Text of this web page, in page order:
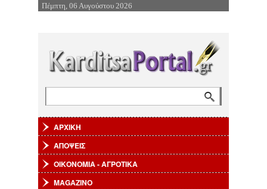
Επιστροφή στην Πλοήγηση
Πέμπτη, 06 Αυγούστου 2026
ΑΡΧΙΚΗ
ΑΠΟΨΕΙΣ
ΟΙΚΟΝΟΜΙΑ - ΑΓΡΟΤΙΚΑ
MAGAZINO